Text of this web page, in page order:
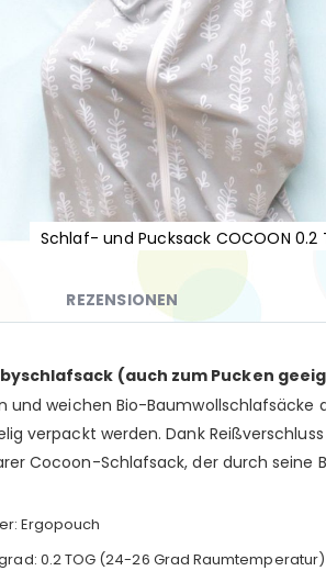
Schlaf- und Pucksack COCOON 0.2
(auch zum Pucken
und weichen Bio-
verpackt werden. Dank
Cocoon-Schlafsack, der durch
Ergopouch
0.2 TOG (24-26 Grad Raumtemperatur)
REZENSIONEN